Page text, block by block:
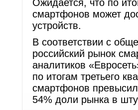
Ожидается, что по
смартфонов может
устройств.
В соответствии с
российский рынок
аналитиков
по итогам третьего
смартфонов
54% доли рынка в